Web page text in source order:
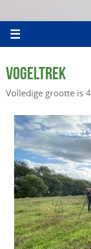
VOGELTREK
Volledige grootte is